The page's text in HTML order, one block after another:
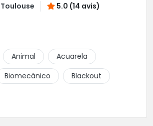
Toulouse 5.0 (14 avis)
Animal
Acuarela
Biomecánico
Blackout